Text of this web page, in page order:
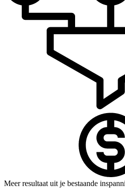
Meer resultaat uit je bestaande